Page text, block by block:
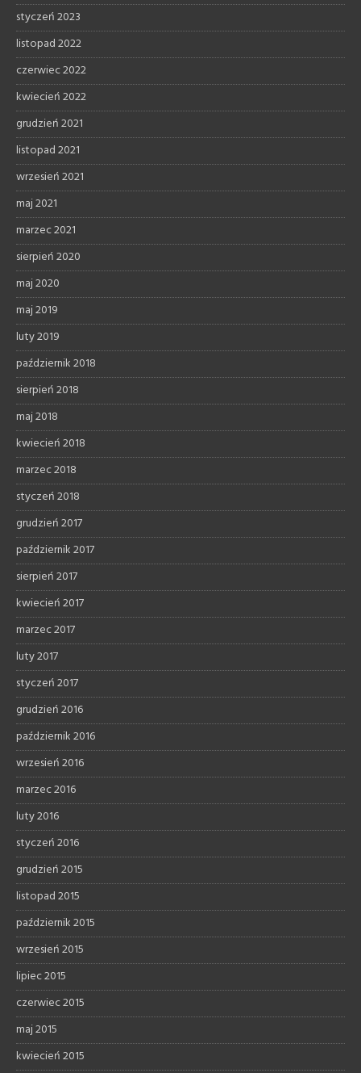
styczeń 2023
listopad 2022
czerwiec 2022
kwiecień 2022
grudzień 2021
listopad 2021
wrzesień 2021
maj 2021
marzec 2021
sierpień 2020
maj 2020
maj 2019
luty 2019
październik 2018
sierpień 2018
maj 2018
kwiecień 2018
marzec 2018
styczeń 2018
grudzień 2017
październik 2017
sierpień 2017
kwiecień 2017
marzec 2017
luty 2017
styczeń 2017
grudzień 2016
październik 2016
wrzesień 2016
marzec 2016
luty 2016
styczeń 2016
grudzień 2015
listopad 2015
październik 2015
wrzesień 2015
lipiec 2015
czerwiec 2015
maj 2015
kwiecień 2015